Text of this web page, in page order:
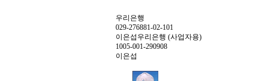
우리은행
029-276881-02-101
이은섭우리은행 (사업자용)
1005-001-290908
이은섭